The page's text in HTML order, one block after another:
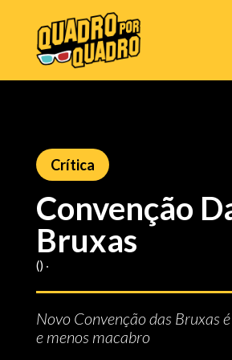
Crítica
Convenção
Bruxas
() ‧
Novo Convenção das Bruxas
e menos macabro